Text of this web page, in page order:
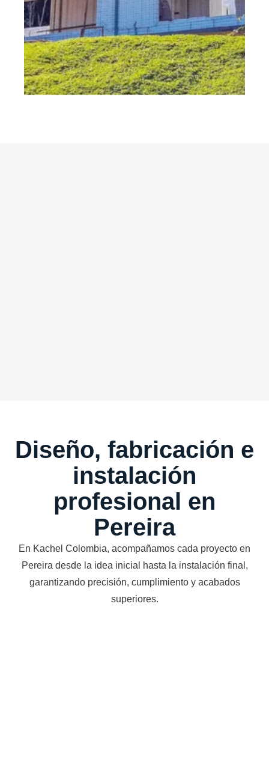
Diseño, fabricación e
instalación
profesional en
Pereira
En Kachel Colombia, acompañamos cada proyecto en
Pereira desde la idea inicial hasta la instalación final,
garantizando precisión, cumplimiento y acabados
superiores.